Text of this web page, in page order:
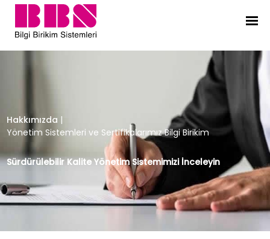
Yönetim Sistemleri ve
Hakkımızda |
Yönetim Sistemleri ve Sertifikalarımız Bilgi Birikim
Sürdürülebilir Kalite Yönetim Sistemimizi İnceleyin